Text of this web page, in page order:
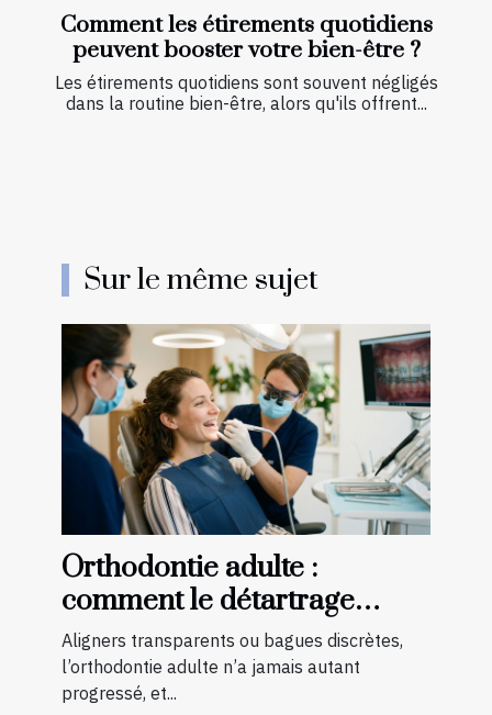
Comment les étirements quotidiens
peuvent booster votre bien-être ?
Les étirements quotidiens sont souvent négligés
dans la routine bien-être, alors qu'ils offrent...
Sur le même sujet
Orthodontie adulte :
comment le détartrage
optimise les résultats du
traitement
Aligners transparents ou bagues discrètes,
l’orthodontie adulte n’a jamais autant
progressé, et...